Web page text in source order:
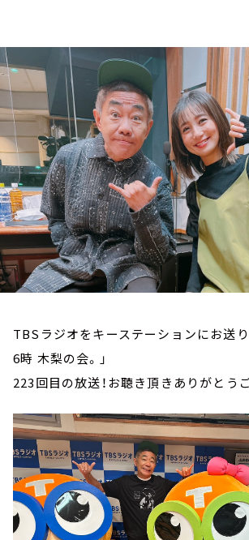
トピックス
TBS Podcast
お知らせ
イベント・グッズ
YouTube
会社情報
TBSラジオをキーステーションにお送
6時 木梨の会。」
223回目の放送！お聴き頂きありがとう